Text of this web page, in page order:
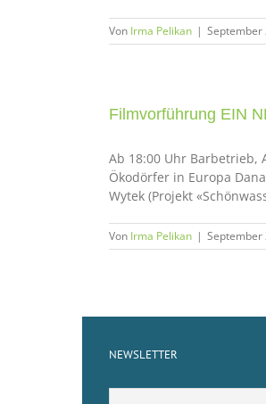
Von Irma Pelikan | September
Filmvorführung EIN
Ab 18:00 Uhr Barbetrieb,
Ökodörfer in Europa
Wytek (Projekt
Von Irma Pelikan | September
NEWSLETTER